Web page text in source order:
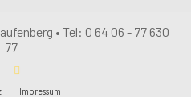
• Tel: 0 64 06 - 77 630
77
Impressum